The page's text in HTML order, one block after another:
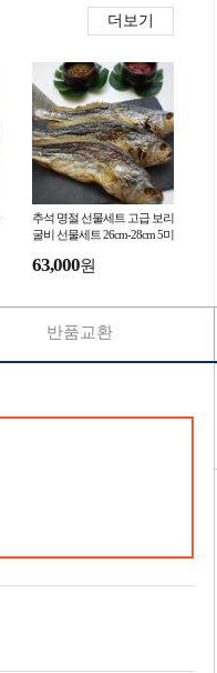
더보기
추석 명절 선물세트 고급 보리
굴비 선물세트 26cm-28cm 5미
63,000원
반품교환